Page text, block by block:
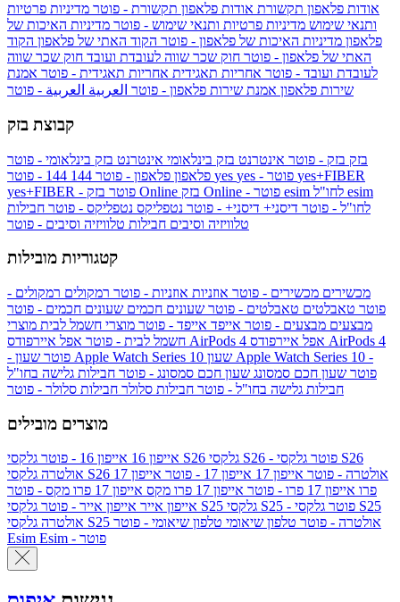
אודות פלאפון תקשורת אודות פלאפון תקשורת - פוטר מדיניות פרטיות
ותנאי שימוש מדיניות פרטיות ותנאי שימוש - פוטר מדיניות האיכות של
פלאפון מדיניות האיכות של פלאפון - פוטר הקוד האתי של פלאפון הקוד
האתי של פלאפון - פוטר חוק שכר שווה לעובדת ועובד חוק שכר שווה
לעובדת ועובד - פוטר אחריות תאגידית אחריות תאגידית - פוטר אמנת
שירות פלאפון אמנת שירות פלאפון - פוטר العربية العربية - פוטר
קבוצת בזק
בזק בזק - פוטר אינטרנט בזק בינלאומי אינטרנט בזק בינלאומי - פוטר
פלאפון פלאפון - פוטר 144 yes
yes+FIBER
yes+FIBER - פוטר בזק Online
esim
לחו"ל - פוטר דיסני+ דיסני+ - פוטר נטפליקס נטפליקס - פוטר חבילות
טלוויזיה וסיבים חבילות טלוויזיה וסיבים - פוטר
קטגוריות מובילות
מכשירים מכשירים - פוטר אוזניות אוזניות - פוטר רמקולים רמקולים -
פוטר טאבלטים טאבלטים - פוטר שעונים חכמים שעונים חכמים - פוטר
מבצעים מבצעים - פוטר אייפד אייפד - פוטר מוצרי חשמל לבית מוצרי
חשמל לבית - פוטר אפל איירפודס AirPods 4 אפל איירפודס AirPods 4
- פוטר שעון Apple Watch Series 10 שעון Apple Watch Series 10 -
פוטר שעון חכם סמסונג שעון חכם סמסונג - פוטר חבילות גלישה בחו"ל
חבילות גלישה בחו"ל - פוטר חבילות סלולר חבילות סלולר - פוטר
מוצרים מובילים
אייפון 16 אייפון 16 - פוטר גלקסי S26 גלקסי S26 - פוטר גלקסי S26
אולטרה
גלקסי S26 אולטרה - פוטר אייפון 17 אייפון 17 - פוטר
אייפון 17
פרו אייפון 17 פרו - פוטר אייפון 17 פרו מקס
אייפון 17 פרו מקס - פוטר
אייפון אייר אייפון אייר - פוטר גלקסי S25 גלקסי S25 - פוטר גלקסי S25
אולטרה
גלקסי S25 אולטרה - פוטר טלפון שיאומי טלפון שיאומי - פוטר
Esim
Esim - פוטר